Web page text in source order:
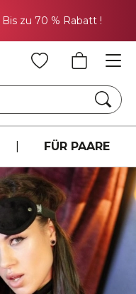
Bis zu 70 % Rabatt !
FÜR PAARE